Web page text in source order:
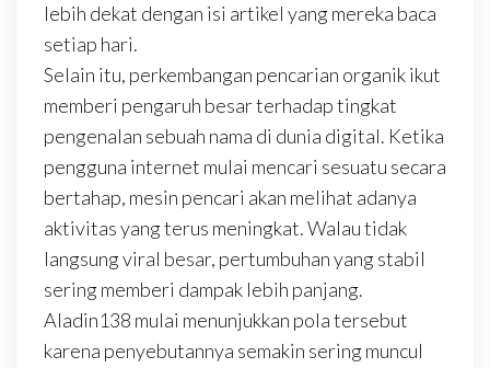
lebih dekat dengan isi artikel yang mereka baca
setiap hari.
Selain itu, perkembangan pencarian organik ikut
memberi pengaruh besar terhadap tingkat
pengenalan sebuah nama di dunia digital. Ketika
pengguna internet mulai mencari sesuatu secara
bertahap, mesin pencari akan melihat adanya
aktivitas yang terus meningkat. Walau tidak
langsung viral besar, pertumbuhan yang stabil
sering memberi dampak lebih panjang.
Aladin138 mulai menunjukkan pola tersebut
karena penyebutannya semakin sering muncul